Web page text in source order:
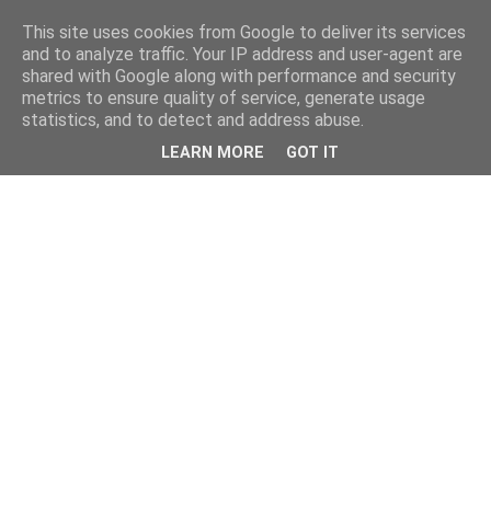
This site uses cookies from Google to deliver its services
and to analyze traffic. Your IP address and user-agent are
shared with Google along with performance and security
metrics to ensure quality of service, generate usage
statistics, and to detect and address abuse.
LEARN MORE GOT IT